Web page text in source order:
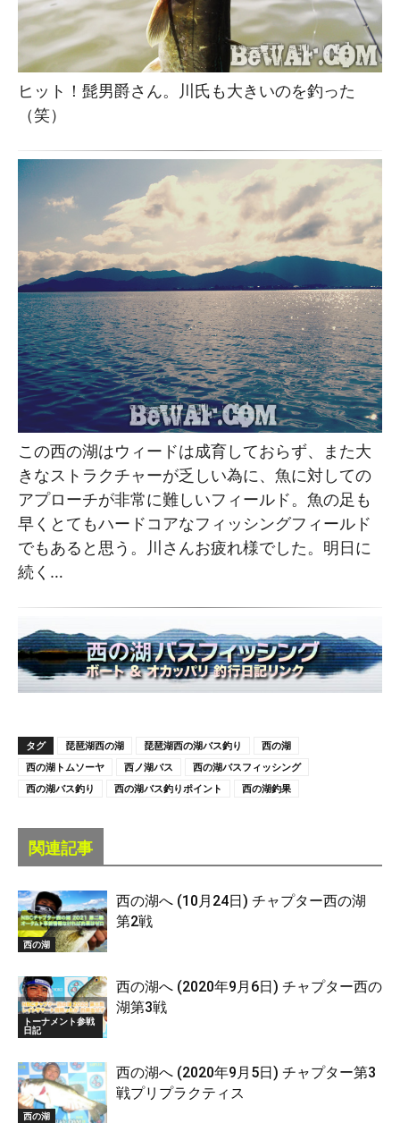
ヒット！髭男爵さん。川氏も大きいのを釣った
（笑）
この西の湖はウィードは成育しておらず、また大
きなストラクチャーが乏しい為に、魚に対しての
アプローチが非常に難しいフィールド。魚の足も
早くとてもハードコアなフィッシングフィールド
でもあると思う。川さんお疲れ様でした。明日に
続く…
タグ 琵琶湖西の湖 琵琶湖西の湖バス釣り
西の湖
西の湖トムソーヤ
西ノ湖バス
西の湖バスフィッシング
西の湖バス釣り
西の湖バス釣りポイント 西の湖釣果
関連記事
西の湖
西の湖へ (10月24日) チャプター西の湖
第2戦
トーナメント参戦
日記
西の湖へ (2020年9月6日) チャプター西の
湖第3戦
西の湖
西の湖へ (2020年9月5日) チャプター第3
戦プリプラクティス